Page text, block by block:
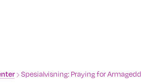
Spesialvisning: Praying for